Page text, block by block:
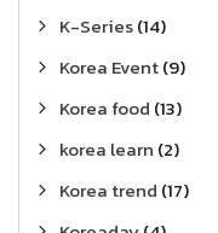
K-Series(14)
Korea Event(9)
Korea food (13)
korea learn (2)
Korea trend (17)